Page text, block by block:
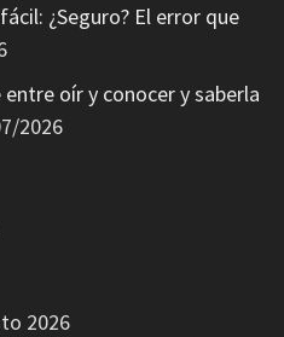
¿Seguro? El error que
oír y conocer y saberla
2026
2026